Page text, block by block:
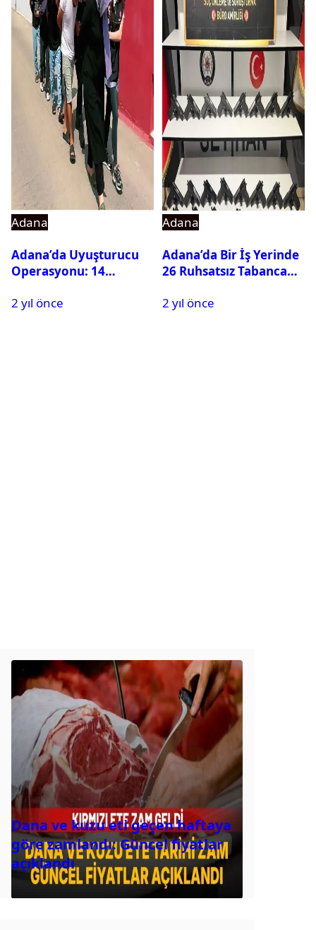
Adana
Adana’da Uyuşturucu
Operasyonu: 14
Gönderildi
2 yıl önce
Adana
Adana’da Bir İş Yerinde
26 Ruhsatsız Tabanca
2 yıl önce
Dana ve kuzu eti geçen haftaya
göre zamlandı: Güncel fiyatlar
açıklandı